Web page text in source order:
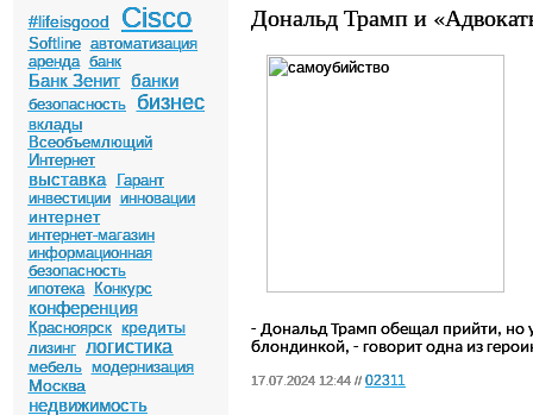
#lifeisgood Cisco
Softline автоматизация
аренда банк
Банк Зенит банки
безопасность бизнес
вклады
Всеобъемлющий
Интернет
выставка
Гарант
инвестиции инновации
интернет
интернет-магазин
информационная
безопасность
ипотека
Конкурс
конференция
Красноярск кредиты
лизинг логистика
мебель модернизация
Москва
недвижимость
Дональд Трамп и
- Дональд Трамп обещал прийти, но
блондинкой, - говорит одна из
17.07.2024 12:44 // 02311